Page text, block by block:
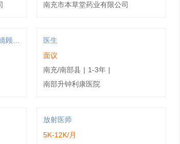
南充市本草堂药业有限公司
医生
面议
南充/南部县 | 1-3年 |
南部升钟利康医院
放射医师
5K-12K/月